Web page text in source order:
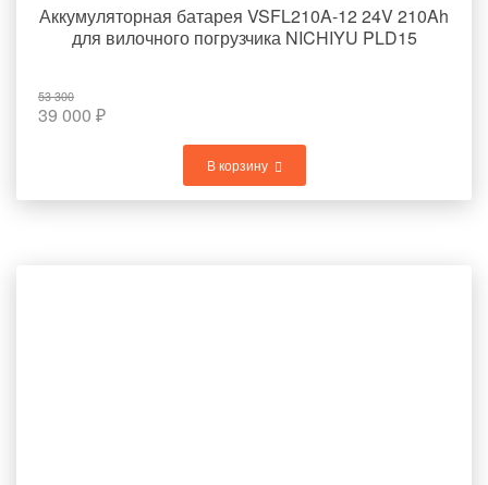
Аккумуляторная батарея VSFL210A-12 24V 210Ah
для вилочного погрузчика NICHIYU PLD15
53 300
39 000 ₽
В корзину